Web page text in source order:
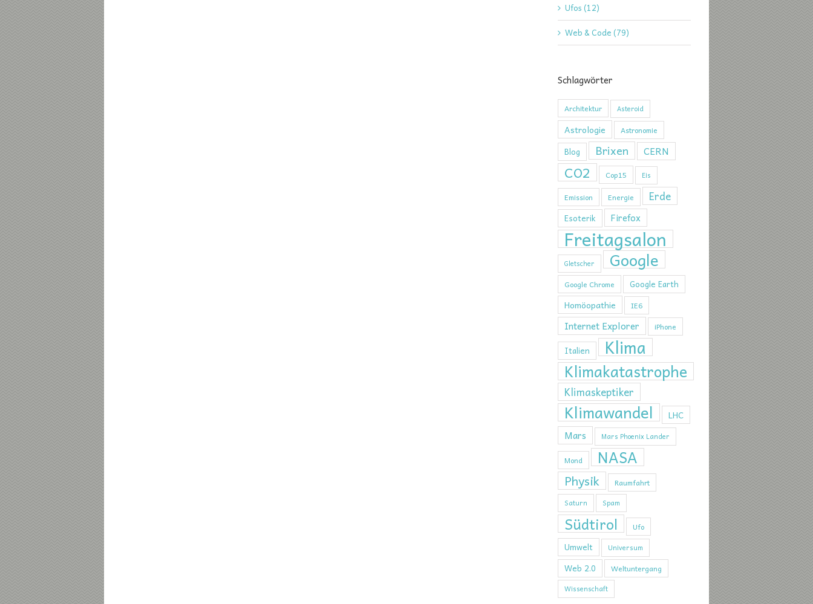
Ufos (12)
Web & Code (79)
Schlagwörter
Architektur Asteroid
Astrologie Astronomie
Blog Brixen CERN
CO2 Cop15 Eis
Emission Energie Erde
Esoterik Firefox
Freitagsalon
Gletscher Google
Google Chrome Google Earth
Homöopathie IE6
Internet Explorer iPhone
Italien Klima
Klimakatastrophe
Klimaskeptiker
Klimawandel LHC
Mars Mars Phoenix Lander
Mond NASA
Physik Raumfahrt
Saturn Spam
Südtirol Ufo
Umwelt Universum
Web 2.0 Weltuntergang
Wissenschaft